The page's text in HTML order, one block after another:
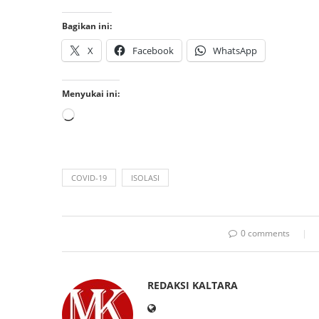
Bagikan ini:
X Facebook WhatsApp
Menyukai ini:
COVID-19 ISOLASI
0 comments
REDAKSI KALTARA